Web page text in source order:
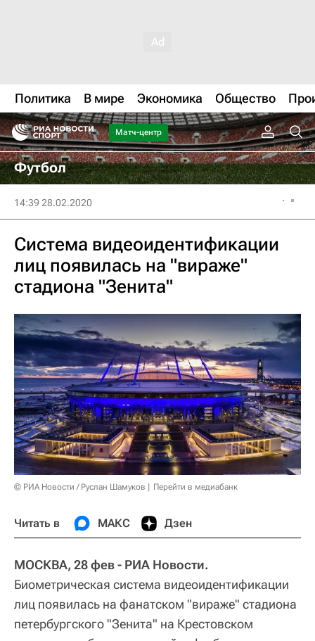
Политика В мире Экономика Общество
Матч-центр
Футбол
14:39 28.02.2020
Система видеоидентификации
лиц появилась на "вираже"
стадиона "Зенита"
© РИА Новости / Руслан Шамуков Перейти в медиабанк
Читать в МАКС Дзен
МОСКВА, 28 фев - РИА Новости.
Биометрическая система видеоидентификации
лиц появилась на фанатском "вираже" стадиона
петербургского "Зенита" на Крестовском